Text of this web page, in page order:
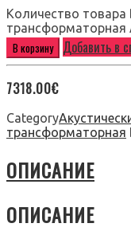
Количество товара
трансформаторная
В корзину Добавить в
7318.00€
Category
трансформаторная
ОПИСАНИЕ
ОПИСАНИЕ